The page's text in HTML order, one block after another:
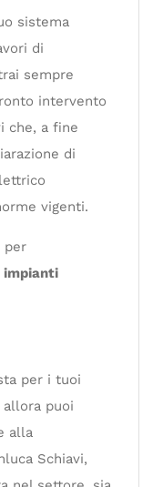
sistema
di
sempre
intervento
che, a fine
di
vigenti.
per
impianti
per i tuoi
puoi
alla
Schiavi,